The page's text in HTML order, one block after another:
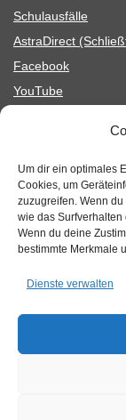
Um dir ein optimales
Cookies, um
zuzugreifen. Wenn
wie das
Wenn du deine
bestimmte Merkmale
Dienste verwalten
Schul­aus­fälle
Astra­Di­rect
Face­book
You­Tube
Mensa
Astra­Di­rect